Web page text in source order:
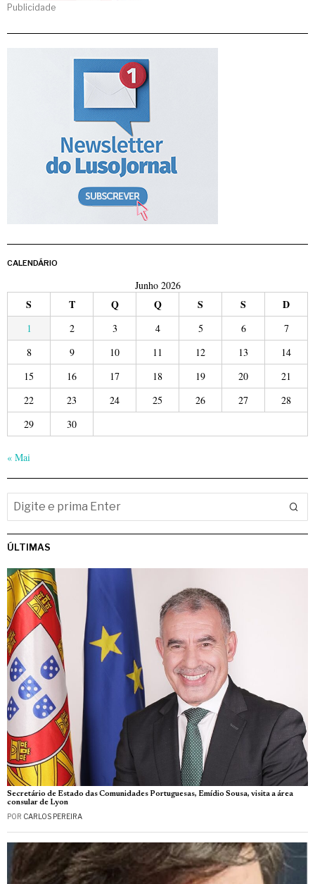
Publicidade
CALENDÁRIO
Junho 2026
S T Q Q S S D
1 2 3 4 5 6
7
8
9 10 11 12 13
14
15
16 17 18 19 20
21
22
23 24 25 26 27
28
29
30
« Mai
ÚLTIMAS
Secretário de Estado das Comunidades Portuguesas, Emídio Sousa, visita a área
consular de Lyon
POR CARLOS PEREIRA